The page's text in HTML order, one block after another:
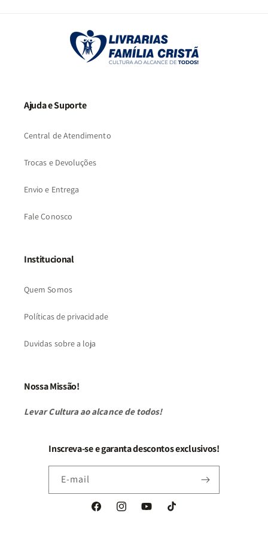
Ajuda e Suporte
Central de Atendimento
Trocas e Devoluções
Envio e Entrega
Fale Conosco
Institucional
Quem Somos
Políticas de privacidade
Duvidas sobre a loja
Nossa Missão!
Levar Cultura ao alcance de todos!
Inscreva-se e garanta descontos exclusivos!
E-mail
FacebookInstagramYouTubeTikTok